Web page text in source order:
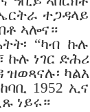
ተጋዳላይ
ኣሎና።
“ካብ ኩሉ
ኩሉ ነገር ድሕሪ
ካልእ
1952 ኢና
ነይሩ።